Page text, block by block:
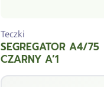
Teczki
SEGREGATOR A4/75
CZARNY A’1